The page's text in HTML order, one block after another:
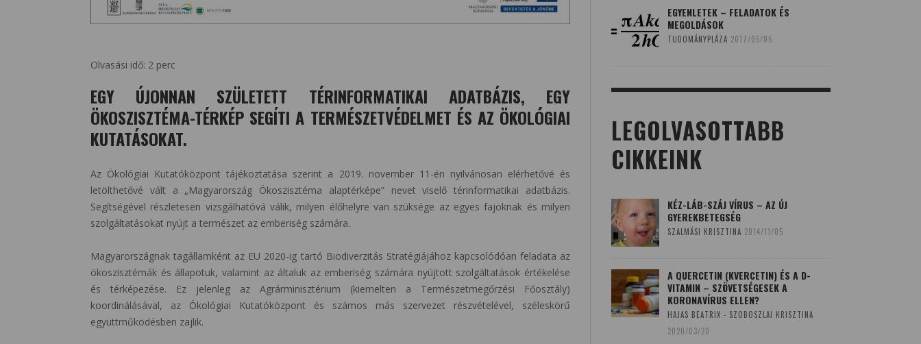
Olvasási idő: 2 perc
EGY ÚJONNAN SZÜLETETT TÉRINFORMATIKAI ADATBÁZIS, EGY
ÖKOSZISZTÉMA-TÉRKÉP SEGÍTI A TERMÉSZETVÉDELMET ÉS AZ ÖKOLÓGIAI
KUTATÁSOKAT.
Az Ökológiai Kutatóközpont tájékoztatása szerint a 2019. november 11-én nyilvánosan elérhetővé és
letölthetővé vált a „Magyarország Ökoszisztéma alaptérképe” nevet viselő térinformatikai adatbázis.
Segítségével részletesen vizsgálhatóvá válik, milyen élőhelyre van szüksége az egyes fajoknak és milyen
szolgáltatásokat nyújt a természet az emberiség számára.
Magyarországnak tagállamként az EU 2020-ig tartó Biodiverzitás Stratégiájához kapcsolódóan feladata az
ökoszisztémák és állapotuk, valamint az általuk az emberiség számára nyújtott szolgáltatások értékelése
és térképezése. Ez jelenleg az Agrárminisztérium (kiemelten a Természetmegőrzési Főosztály)
koordinálásával, az Ökológiai Kutatóközpont és számos más szervezet részvételével, széleskörű
együttműködésben zajlik.
EGYENLETEK – FELADATOK ÉS
MEGOLDÁSOK
TUDOMÁNYPLÁZA 2017/05/05
LEGOLVASOTTABB
CIKKEINK
KÉZ-LÁB-SZÁJ VÍRUS – AZ ÚJ
GYEREKBETEGSÉG
SZALMÁSI KRISZTINA 2014/11/05
A QUERCETIN (KVERCETIN) ÉS A D-
VITAMIN – SZÖVETSÉGESEK A
KORONAVÍRUS ELLEN?
HAJAS BEATRIX - SZOBOSZLAI KRISZTINA
2020/03/20